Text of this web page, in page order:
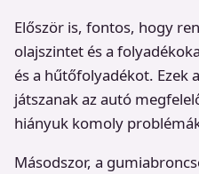
Először is, fontos, hogy
olajszintet és a
és a hűtőfolyadékot. Ezek
játszanak az autó
hiányuk komoly
Másodszor, a